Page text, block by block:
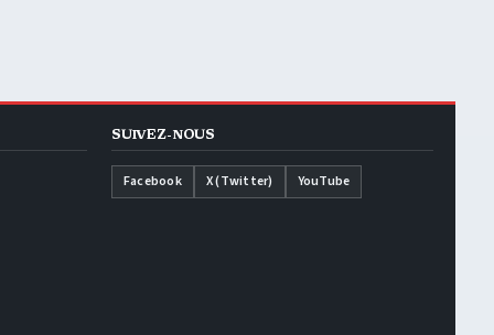
SUIVEZ-NOUS
Facebook X (Twitter) YouTube